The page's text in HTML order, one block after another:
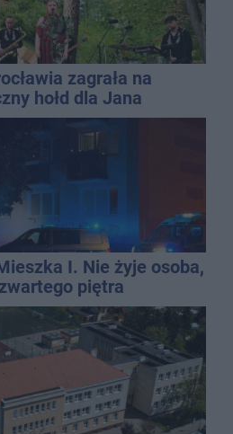
zagrała na
hołd dla Jana
I. Nie żyje osoba,
piętra